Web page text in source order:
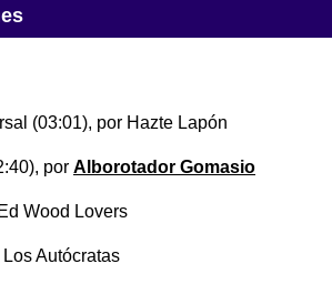
(03:01), por Hazte Lapón
por Alborotador Gomasio
Wood Lovers
Autócratas